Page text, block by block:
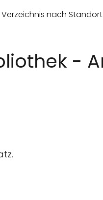
Verzeichnis nach Standort
-